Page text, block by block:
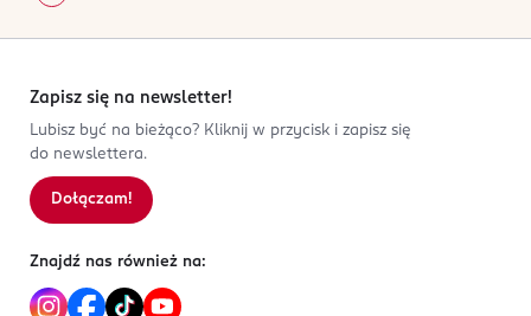
Zapisz się na newsletter!
Lubisz być na bieżąco? Kliknij w przycisk i zapisz się
do newslettera.
Dołączam!
Znajdź nas również na: